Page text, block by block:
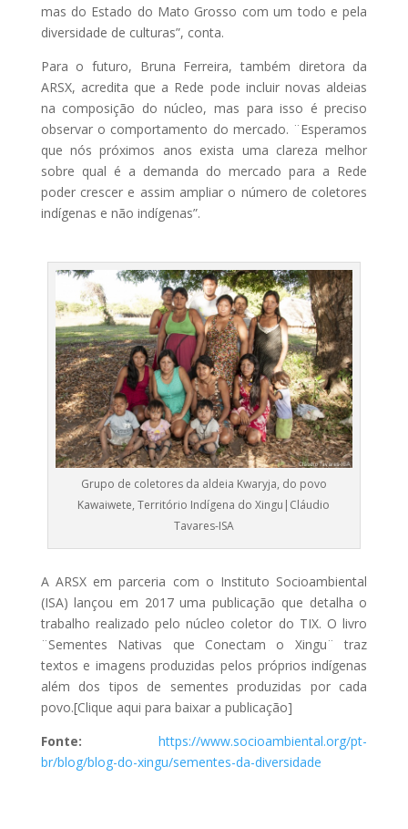
mas do Estado do Mato Grosso com um todo e pela
diversidade de culturas”, conta.
Para o futuro, Bruna Ferreira, também diretora da
ARSX, acredita que a Rede pode incluir novas aldeias
na composição do núcleo, mas para isso é preciso
observar o comportamento do mercado. ¨Esperamos
que nós próximos anos exista uma clareza melhor
sobre qual é a demanda do mercado para a Rede
poder crescer e assim ampliar o número de coletores
indígenas e não indígenas”.
Grupo de coletores da aldeia Kwaryja, do povo
Kawaiwete, Território Indígena do Xingu|Cláudio
Tavares-ISA
A ARSX em parceria com o Instituto Socioambiental
(ISA) lançou em 2017 uma publicação que detalha o
trabalho realizado pelo núcleo coletor do TIX. O livro
¨Sementes Nativas que Conectam o Xingu¨ traz
textos e imagens produzidas pelos próprios indígenas
além dos tipos de sementes produzidas por cada
povo.[Clique aqui para baixar a publicação]
Fonte:https://www.socioambiental.org/pt-
br/blog/blog-do-xingu/sementes-da-diversidade